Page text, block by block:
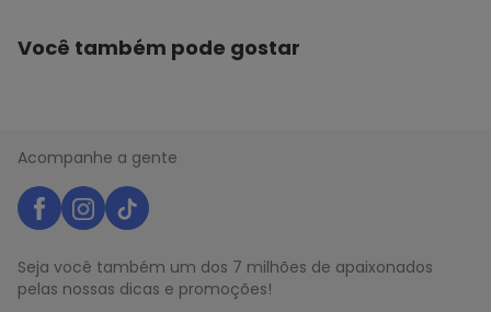
Você também pode gostar
Acompanhe a gente
Seja você também um dos 7 milhões de apaixonados
pelas nossas dicas e promoções!